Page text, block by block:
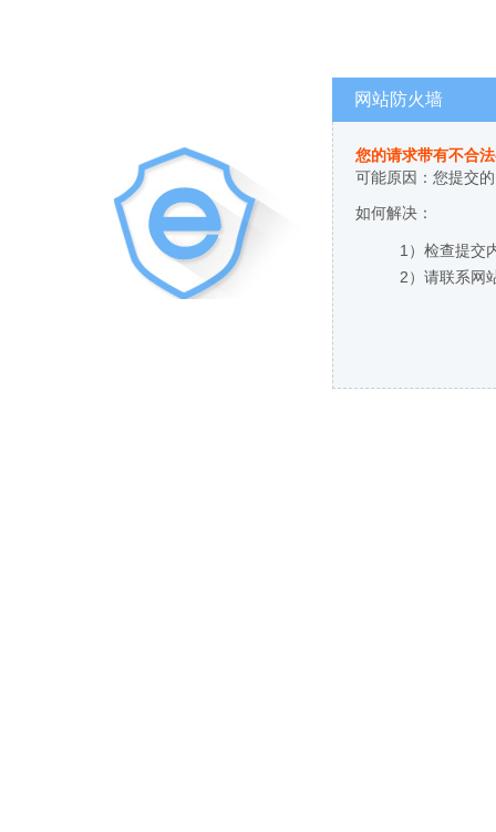
网站防火墙
您的请求带有不合
可能原因：您提交
如何解决：
1）检查提交
2）请联系网